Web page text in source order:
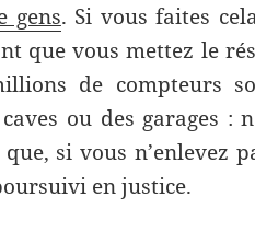
gens. Si vous faites
que vous mettez le
de compteurs
ou des garages :
si vous n’enlevez
en justice.